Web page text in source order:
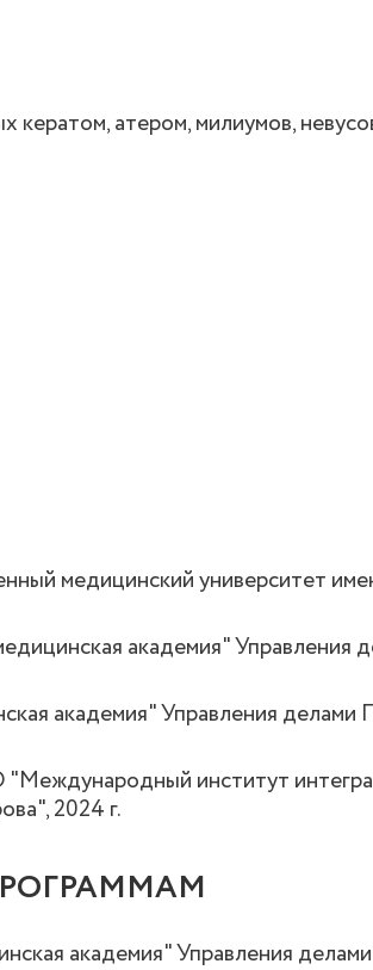
атером, милиумов,
медицинский университет
академия" Управления
академия" Управления делами
институт
2024 г.
академия" Управления